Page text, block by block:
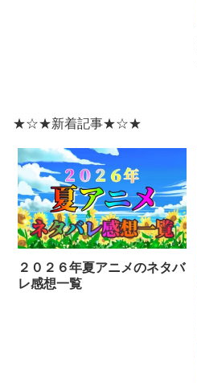
★☆★新着記事★☆★
２０２６年夏アニメのネタバ
レ感想一覧